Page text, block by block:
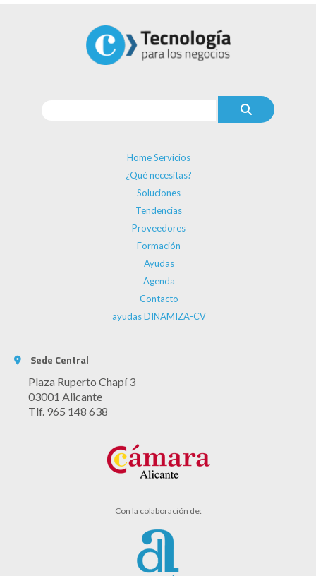
Home Servicios
¿Qué necesitas?
Soluciones
Tendencias
Proveedores
Formación
Ayudas
Agenda
Contacto
ayudas DINAMIZA-CV
Sede Central
Plaza Ruperto Chapí 3
03001 Alicante
Tlf. 965 148 638
Con la colaboración de: